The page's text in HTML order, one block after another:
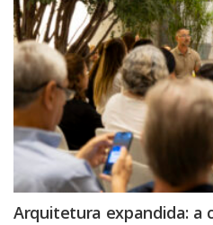
Arquitetura expandida: a